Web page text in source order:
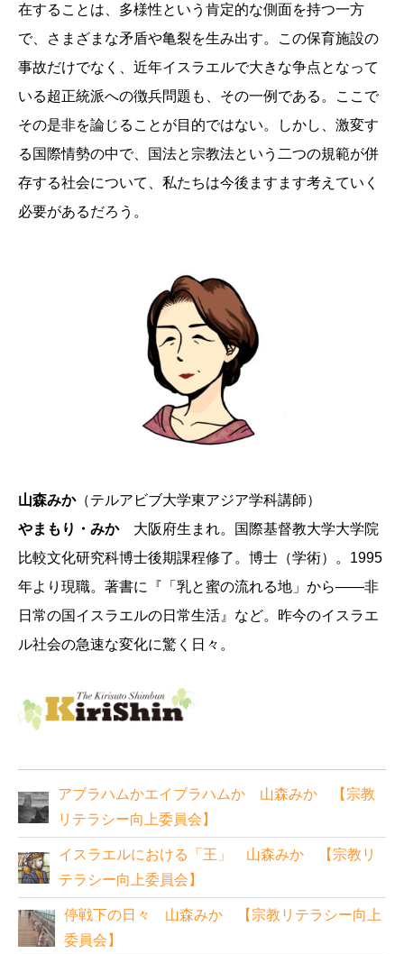
在することは、多様性という肯定的な側面を持つ一方
で、さまざまな矛盾や亀裂を生み出す。この保育施設の
事故だけでなく、近年イスラエルで大きな争点となって
いる超正統派への徴兵問題も、その一例である。ここで
その是非を論じることが目的ではない。しかし、激変す
る国際情勢の中で、国法と宗教法という二つの規範が併
存する社会について、私たちは今後ますます考えていく
必要があるだろう。
山森みか（テルアビブ大学東アジア学科講師）
やまもり・みか大阪府生まれ。国際基督教大学大学院
比較文化研究科博士後期課程修了。博士（学術）。1995
年より現職。著書に『「乳と蜜の流れる地」から――非
日常の国イスラエルの日常生活』など。昨今のイスラエ
ル社会の急速な変化に驚く日々。
アブラハムかエイブラハムか 山森みか 【宗教
リテラシー向上委員会】
イスラエルにおける「王」 山森みか 【宗教リ
テラシー向上委員会】
停戦下の日々 山森みか 【宗教リテラシー向上
委員会】